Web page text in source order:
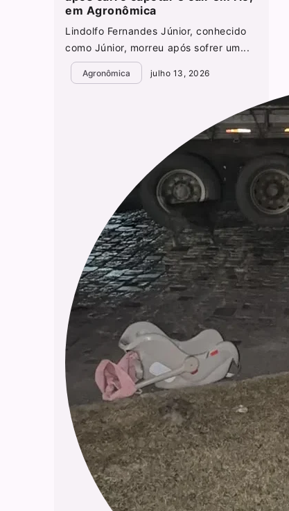
em Agronômica
Lindolfo Fernandes Júnior, conhecido
como Júnior, morreu após sofrer um...
Agronômica julho 13, 2026